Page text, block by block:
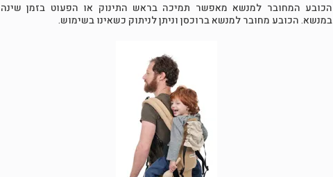
הכובע המחובר למנשא מאפשר תמיכה בראש התינוק או הפעוט בזמן שינה
במנשא. הכובע מחובר למנשא ברוכסן וניתן לניתוק כשאינו בשימוש.